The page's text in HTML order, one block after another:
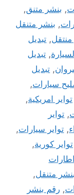
, بنشر متنق,
, بنشر متنقل
, تبديل
, تبديل
, تبديل
سيارات,
تواير امريكية,
, تواير
, تواير سيارات,
تواير كورية,
متنقل,
, رقم بنشر